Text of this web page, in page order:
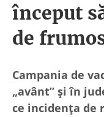
început
de
Campania de
„avânt” și în
ce incidența de